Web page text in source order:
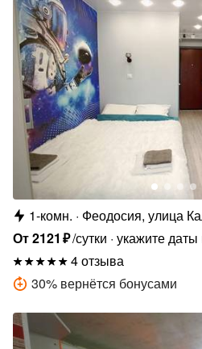
1-комн.
Феодосия, улица
От2121 ₽/сутки укажите даты
4 отзыва
30% вернётся бонусами